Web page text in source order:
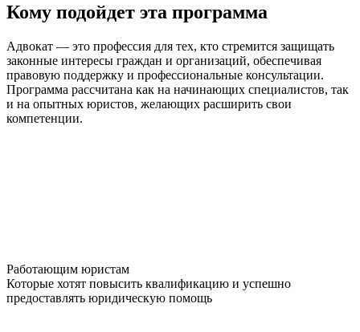
Кому подойдет эта программа
Адвокат — это профессия для тех, кто стремится защищать
законные интересы граждан и организаций, обеспечивая
правовую поддержку и профессиональные консультации.
Программа рассчитана как на начинающих специалистов, так
и на опытных юристов, желающих расширить свои
компетенции.
Работающим юристам
Которые хотят повысить квалификацию и успешно
предоставлять юридическую помощь